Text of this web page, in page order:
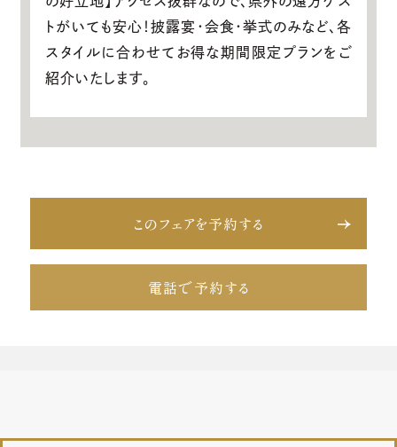
トがいても安心！披露宴・会食・挙式のみなど、各
スタイルに合わせてお得な期間限定プランをご
紹介いたします。
このフェアを予約する
電話で予約する